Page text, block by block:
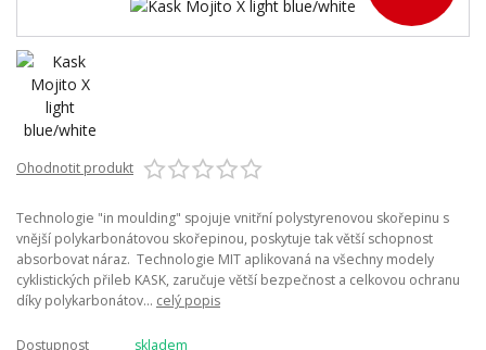
Ohodnotit produkt
Technologie "in moulding" spojuje vnitřní polystyrenovou skořepinu s
vnější polykarbonátovou skořepinou, poskytuje tak větší schopnost
absorbovat náraz. Technologie MIT aplikovaná na všechny modely
cyklistických přileb KASK, zaručuje větší bezpečnost a celkovou ochranu
díky polykarbonátov... celý popis
Dostupnost skladem